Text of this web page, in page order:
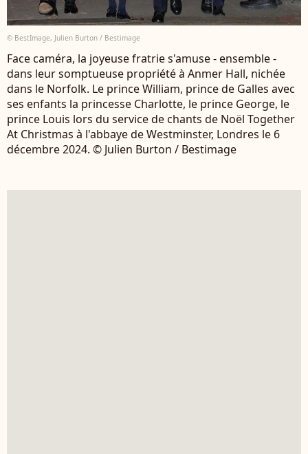
© BestImage, Julien Burton / Bestimage
Face caméra, la joyeuse fratrie s'amuse - ensemble -
dans leur somptueuse propriété à Anmer Hall, nichée
dans le Norfolk. Le prince William, prince de Galles avec
ses enfants la princesse Charlotte, le prince George, le
prince Louis lors du service de chants de Noël Together
At Christmas à l'abbaye de Westminster, Londres le 6
décembre 2024. © Julien Burton / Bestimage